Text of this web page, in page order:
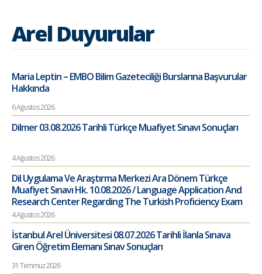
Arel Duyurular
Maria Leptin – EMBO Bilim Gazeteciliği Burslarına Başvurular
Hakkında
6 Ağustos 2026
Dilmer 03.08.2026 Tarihli Türkçe Muafiyet Sınavı Sonuçları
4 Ağustos 2026
Dil Uygulama Ve Araştırma Merkezi Ara Dönem Türkçe
Muafiyet Sınavı Hk. 10.08.2026 / Language Application And
Research Center Regarding The Turkish Proficiency Exam
4 Ağustos 2026
İstanbul Arel Üniversitesi 08.07.2026 Tarihli İlanla Sınava
Giren Öğretim Elemanı Sınav Sonuçları
31 Temmuz 2026